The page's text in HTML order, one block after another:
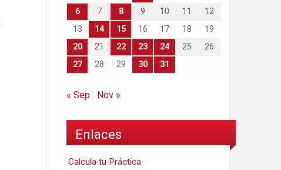
6
7 8 9 10 11
12
13
14 15 16 17 18
19
20
21 22 23 24 25
26
27
28 29 30 31
« Sep Nov »
Enlaces
Calcula tu Práctica